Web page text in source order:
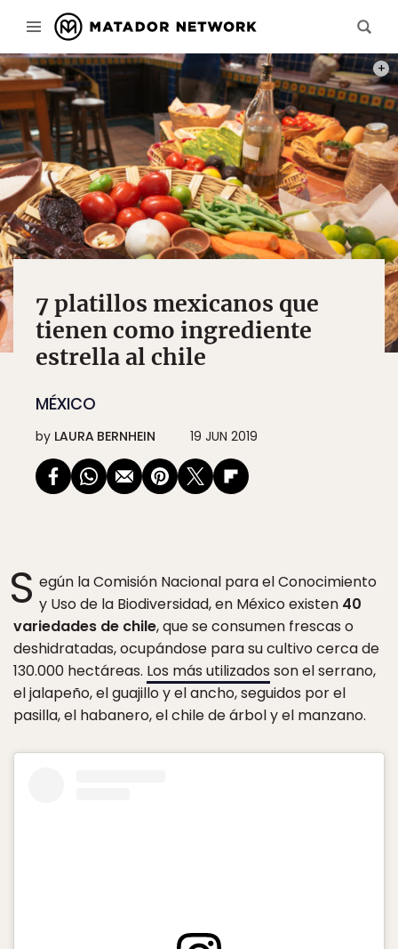
7 platillos mexicanos que
tienen como ingrediente
estrella al chile
MÉXICO
by LAURA BERNHEIN 19 JUN 2019
S egún la Comisión Nacional para el Conocimiento
y Uso de la Biodiversidad, en México existen 40
variedades de chile, que se consumen frescas o
deshidratadas, ocupándose para su cultivo cerca de
130.000 hectáreas. Los más utilizados son el serrano,
el jalapeño, el guajillo y el ancho, seguidos por el
pasilla, el habanero, el chile de árbol y el manzano.